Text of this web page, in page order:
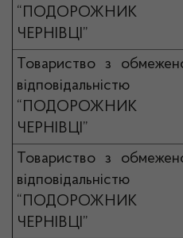
“ПОДОРОЖНИК
ЧЕРНІВЦІ”
Товариство з
відповідальністю
“ПОДОРОЖНИК
ЧЕРНІВЦІ”
Товариство з
відповідальністю
“ПОДОРОЖНИК
ЧЕРНІВЦІ”